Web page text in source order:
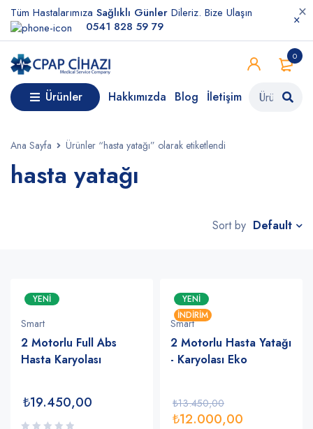
Tüm Hastalarımıza Sağlıklı Günler Dileriz. Bize Ulaşın
0541 828 59 79
0
Ürünler Hakkımızda Blog İletişim
Ana Sayfa Ürünler “hasta yatağı” olarak etiketlendi
hasta yatağı
Sort by Default
YENI
Smart
2 Motorlu Full Abs
Hasta Karyolası
₺19.450,00
YENI
İNDIRIM
Smart
2 Motorlu Hasta Yatağı
- Karyolası Eko
₺13.450,00
₺12.000,00